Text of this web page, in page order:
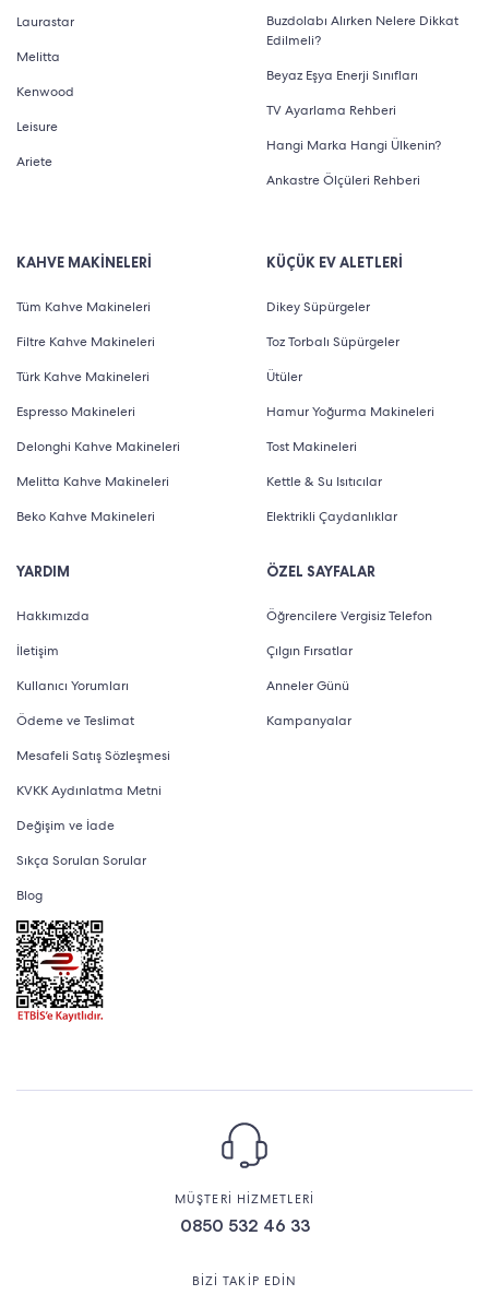
Laurastar
Melitta
Kenwood
Leisure
Ariete
Buzdolabı Alırken Nelere Dikkat
Edilmeli?
Beyaz Eşya Enerji Sınıfları
TV Ayarlama Rehberi
Hangi Marka Hangi Ülkenin?
Ankastre Ölçüleri Rehberi
KAHVE MAKİNELERİ
Tüm Kahve Makineleri
Filtre Kahve Makineleri
Türk Kahve Makineleri
Espresso Makineleri
Delonghi Kahve Makineleri
Melitta Kahve Makineleri
Beko Kahve Makineleri
YARDIM
Hakkımızda
İletişim
Kullanıcı Yorumları
Ödeme ve Teslimat
Mesafeli Satış Sözleşmesi
KVKK Aydınlatma Metni
Değişim ve İade
Sıkça Sorulan Sorular
Blog
KÜÇÜK EV ALETLERİ
Dikey Süpürgeler
Toz Torbalı Süpürgeler
Ütüler
Hamur Yoğurma Makineleri
Tost Makineleri
Kettle & Su Isıtıcılar
Elektrikli Çaydanlıklar
ÖZEL SAYFALAR
Öğrencilere Vergisiz Telefon
Çılgın Fırsatlar
Anneler Günü
Kampanyalar
MÜŞTERİ HİZMETLERİ
0850 532 46 33
BİZİ TAKİP EDİN